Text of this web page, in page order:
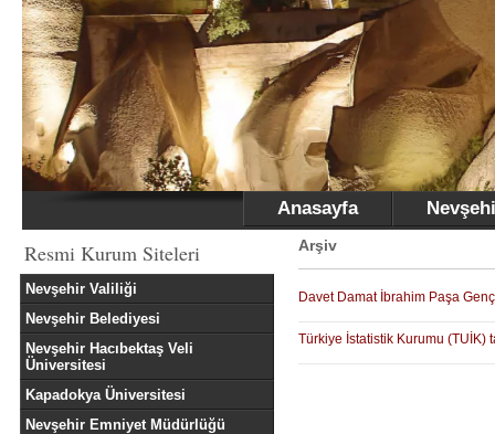
Anasayfa
Resmi Kurum Siteleri
Nevşehir Valiliği
Nevşehir Belediyesi
Nevşehir Hacıbektaş Veli
Üniversitesi
Kapadokya Üniversitesi
Nevşehir Emniyet Müdürlüğü
Arşiv
Davet Damat İbrahim Paşa
Türkiye İstatistik Kurumu (TUİK)